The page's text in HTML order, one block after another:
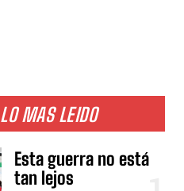
LO MAS LEIDO
Esta guerra no está
tan lejos